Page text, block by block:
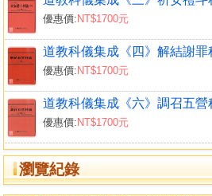
優惠價: NT$1700元
道教科儀集成《四》解結謝罪
優惠價: NT$1700元
道教科儀集成《六》調召五營
優惠價: NT$1700元
瀏覽紀錄